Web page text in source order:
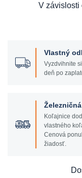
V závislosti
Vlastný
Vyzdvihnite
deň po
Koľajnice
vlastného
Cenová
žiadosť.